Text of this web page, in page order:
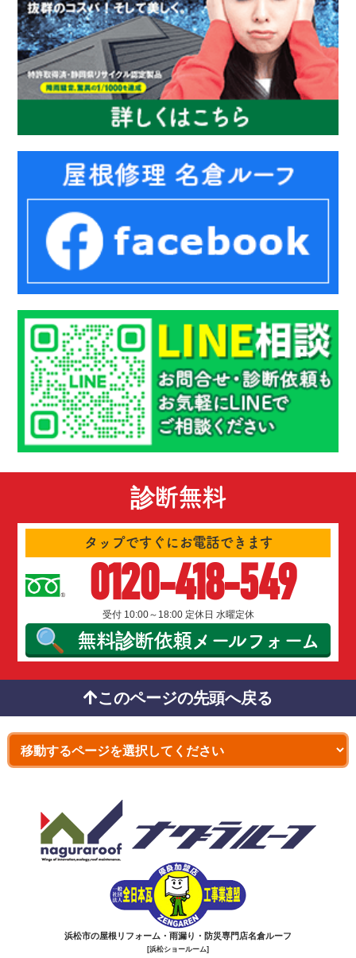
診断無料
タップですぐにお電話できます
0120-418-549
受付 10:00～18:00 定休日 水曜定休
無料診断依頼メールフォーム
このページの先頭へ戻る
浜松市の屋根リフォーム・雨漏り・防災専門店名倉ルーフ
[浜松ショールーム]